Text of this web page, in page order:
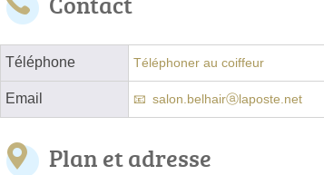
Téléphone Téléphoner au coiffeur
Email salon.belhairⓐlaposte.net
Plan et adresse